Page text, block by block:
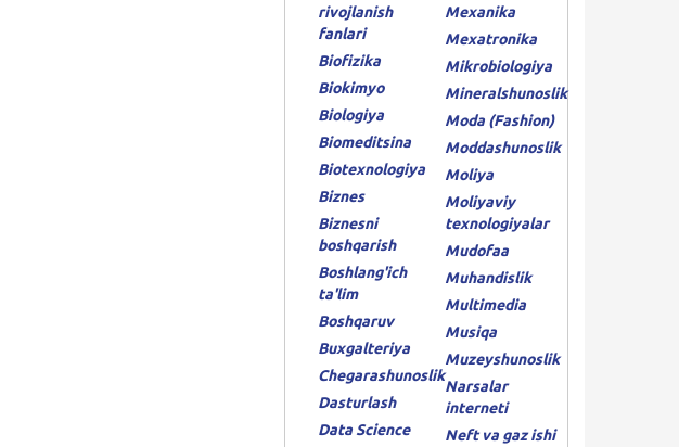
rivojlanish
fanlari
Biofizika
Biokimyo
Biologiya
Biomeditsina
Biotexnologiya
Biznes
Biznesni
boshqarish
Boshlang'ich
ta'lim
Boshqaruv
Buxgalteriya
Chegarashunoslik
Dasturlash
Data Science
Mexanika
Mexatronika
Mikrobiologiya
Mineralshunoslik
Moda (Fashion)
Moddashunoslik
Moliya
Moliyaviy
texnologiyalar
Mudofaa
Muhandislik
Multimedia
Musiqa
Muzeyshunoslik
Narsalar
interneti
Neft va gaz ishi